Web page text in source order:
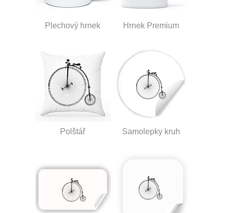
Plechový hrnek Hrnek Premium
Polštář Samolepky kruh